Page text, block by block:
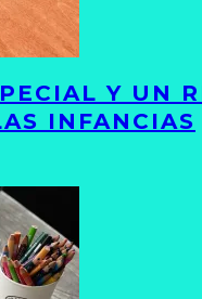
Y UN
INFANCIAS